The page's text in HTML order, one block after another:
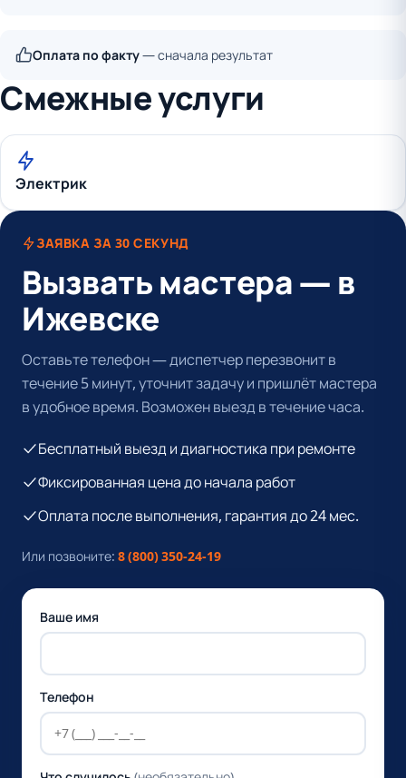
Оплата по факту— сначала результат
Смежные услуги
Электрик
ЗАЯВКА ЗА 30 СЕКУНД
Вызвать мастера — в
Ижевске
Оставьте телефон — диспетчер перезвонит в
течение 5 минут, уточнит задачу и пришлёт мастера
в удобное время. Возможен выезд в течение часа.
Бесплатный выезд и диагностика при ремонте
Фиксированная цена до начала работ
Оплата после выполнения, гарантия до 24 мес.
Или позвоните: 8 (800) 350-24-19
Ваше имя
Телефон